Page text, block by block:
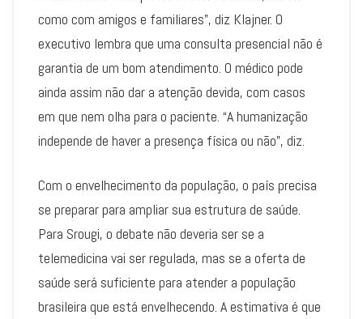
como com amigos e familiares”, diz Klajner. O
executivo lembra que uma consulta presencial não é
garantia de um bom atendimento. O médico pode
ainda assim não dar a atenção devida, com casos
em que nem olha para o paciente. “A humanização
independe de haver a presença física ou não”, diz.
Com o envelhecimento da população, o país precisa
se preparar para ampliar sua estrutura de saúde.
Para Srougi, o debate não deveria ser se a
telemedicina vai ser regulada, mas se a oferta de
saúde será suficiente para atender a população
brasileira que está envelhecendo. A estimativa é que